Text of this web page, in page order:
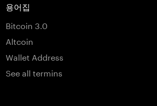
용어집
Bitcoin 3.0
Altcoin
Wallet Address
See all termins